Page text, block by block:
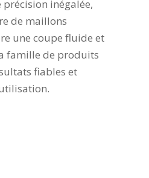
inégalée,
de maillons
une coupe fluide et
famille de produits
fiables et